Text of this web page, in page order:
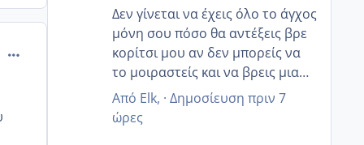
comment_761700
Δεν γίνεται να έχεις όλο το άγχος
μόνη σου πόσο θα αντέξεις βρε
κορίτσι μου αν δεν μπορείς να
το μοιραστείς και να βρεις μια
κατανόηση από τον άντρα σου
ποιος θα σε καταλάβει ;
Και εγώ δεν μπορούσα να το
Από Elk, · Δημοσίευση πριν 7
ώρες